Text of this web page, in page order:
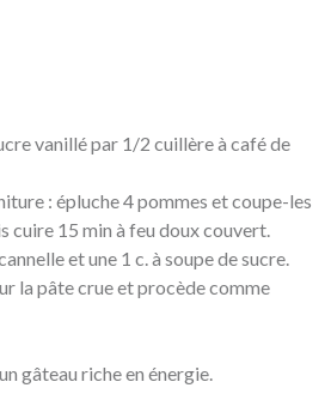
vanillé par 1/2 cuillère à café de
: épluche 4 pommes et coupe-les
cuire 15 min à feu doux couvert.
et une 1 c. à soupe de sucre.
la pâte crue et procède comme
gâteau riche en énergie.